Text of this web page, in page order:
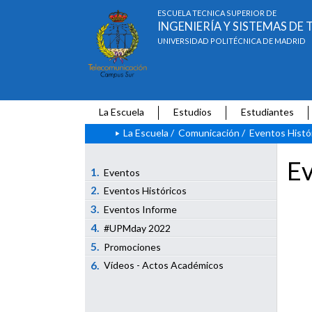
ESCUELA TÉCNICA SUPERIOR DE
INGENIERÍA Y SISTEMAS
UNIVERSIDAD POLITÉCNICA DE MADRID
La Escuela Estudios
Estudiantes
La Escuela / Comunicación / Eventos
1. Eventos
2. Eventos Históricos
3. Eventos Informe
4. #UPMday 2022
5. Promociones
6. Vídeos - Actos Académicos